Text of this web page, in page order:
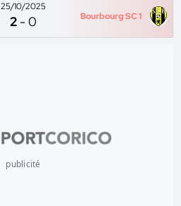
25/10/2025
2 -0 Bourbourg SC 1
publicité